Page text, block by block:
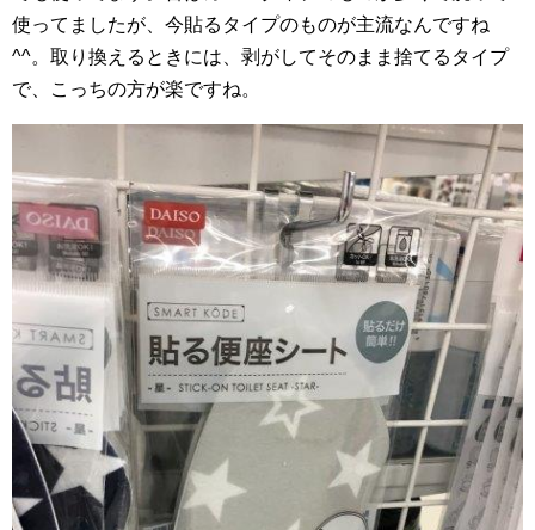
使ってましたが、今貼るタイプのものが主流なんですね
^^。取り換えるときには、剥がしてそのまま捨てるタイプ
で、こっちの方が楽ですね。